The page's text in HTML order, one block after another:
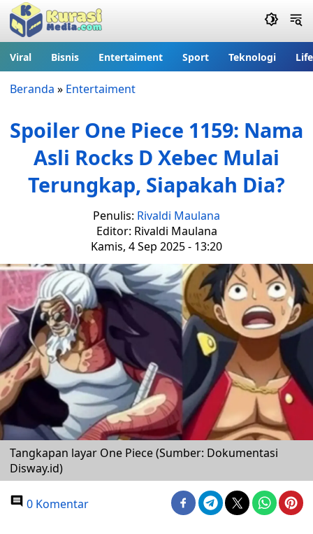
Viral Bisnis Entertaiment Sport Teknologi
Beranda » Entertaiment
Spoiler One Piece 1159: Nama
Asli Rocks D Xebec Mulai
Terungkap, Siapakah Dia?
Penulis: Rivaldi Maulana
Editor: Rivaldi Maulana
Kamis, 4 Sep 2025 - 13:20
Tangkapan layar One Piece (Sumber: Dokumentasi
Disway.id)
0 Komentar